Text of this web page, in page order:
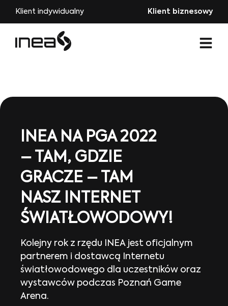
Klient indywidualny Klient biznesowy
INEA NA PGA 2022
– TAM, GDZIE
GRACZE – TAM
NASZ INTERNET
ŚWIATŁOWODOWY!
Kolejny rok z rzędu INEA jest oficjalnym
partnerem i dostawcą Internetu
światłowodowego dla uczestników oraz
wystawców podczas Poznań Game
Arena.